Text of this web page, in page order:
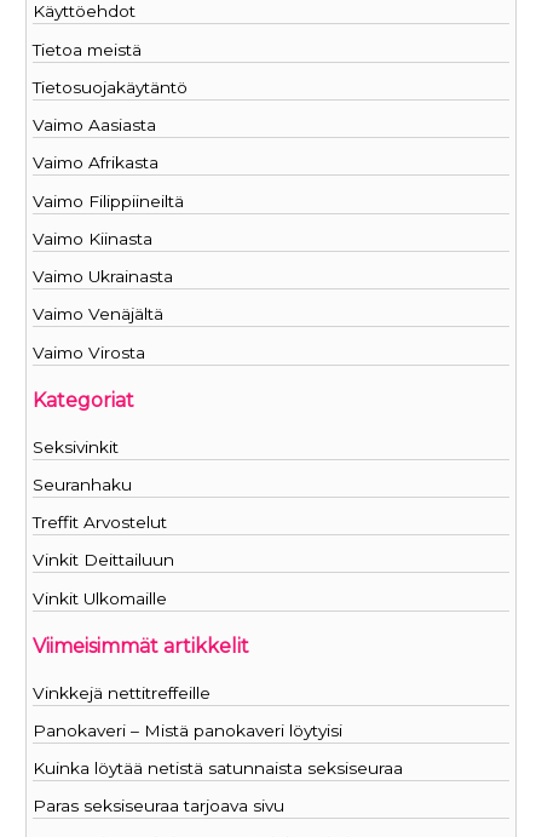
Käyttöehdot
Tietoa meistä
Tietosuojakäytäntö
Vaimo Aasiasta
Vaimo Afrikasta
Vaimo Filippiineiltä
Vaimo Kiinasta
Vaimo Ukrainasta
Vaimo Venäjältä
Vaimo Virosta
Kategoriat
Seksivinkit
Seuranhaku
Treffit Arvostelut
Vinkit Deittailuun
Vinkit Ulkomaille
Viimeisimmät artikkelit
Vinkkejä nettitreffeille
Panokaveri – Mistä panokaveri löytyisi
Kuinka löytää netistä satunnaista seksiseuraa
Paras seksiseuraa tarjoava sivu